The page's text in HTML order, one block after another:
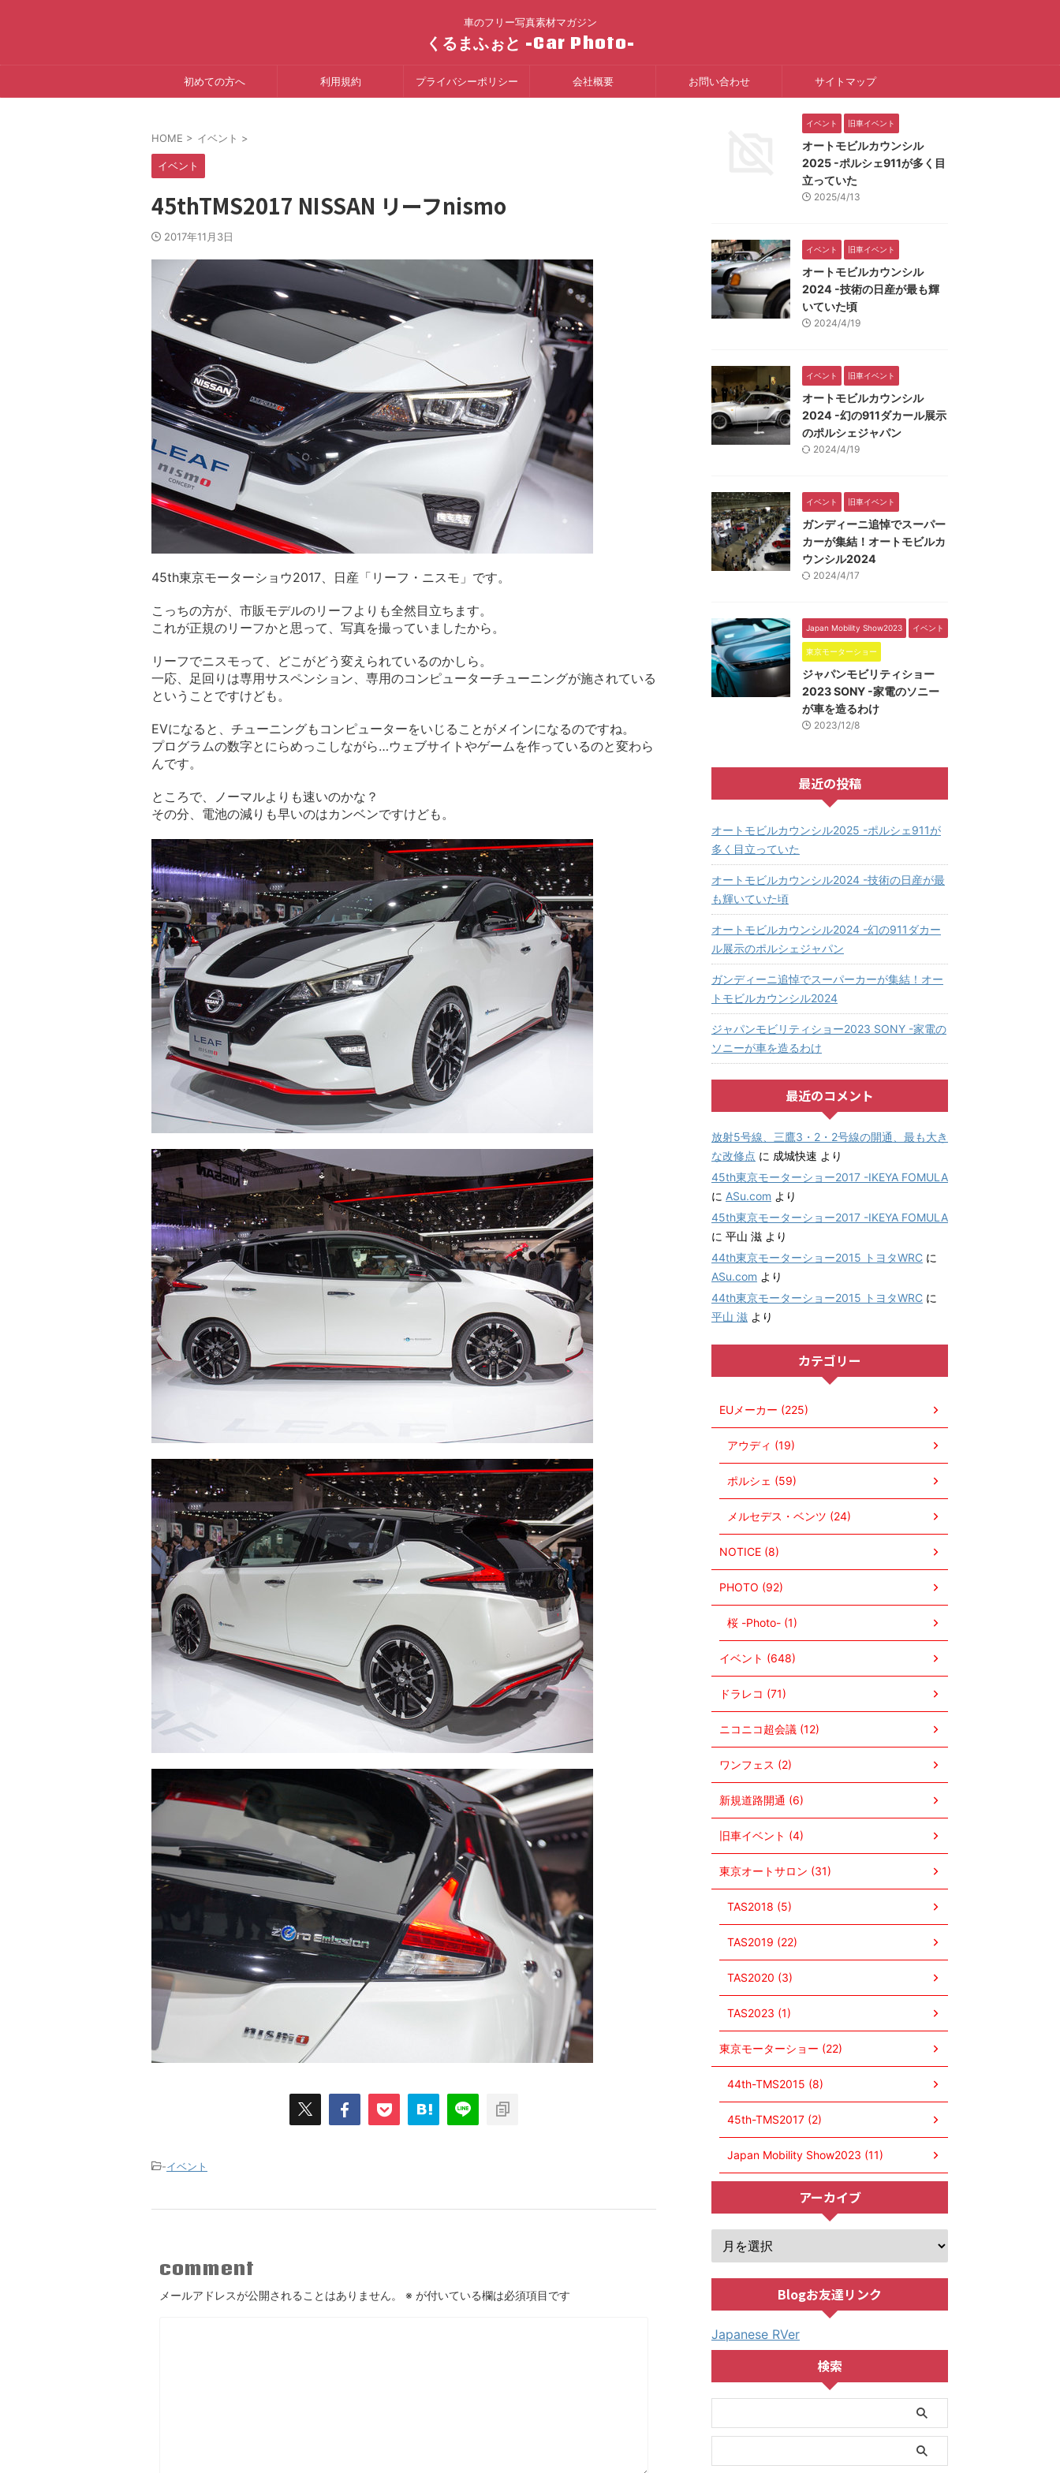
車のフリー写真素材マガジン
くるまふぉと -Car Photo-
初めての方へ 利用規約 プライバシーポリシー 会社概要 お問い合わせ サイトマップ
HOME > イベント >
イベント
45thTMS2017 NISSAN リーフnismo
2017年11月3日
45th東京モーターショウ2017、日産「リーフ・ニスモ」です。
こっちの方が、市販モデルのリーフよりも全然目立ちます。
これが正規のリーフかと思って、写真を撮っていましたから。
リーフでニスモって、どこがどう変えられているのかしら。
一応、足回りは専用サスペンション、専用のコンピューターチューニングが施されている
ということですけども。
EVになると、チューニングもコンピューターをいじることがメインになるのですね。
プログラムの数字とにらめっこしながら…ウェブサイトやゲームを作っているのと変わら
んです。
ところで、ノーマルよりも速いのかな？
その分、電池の減りも早いのはカンベンですけども。
-イベント
comment
メールアドレスが公開されることはありません。 ※ が付いている欄は必須項目です
イベント 旧車イベント
オートモビルカウンシル
2025 -ポルシェ911が多く目
立っていた
2025/4/13
イベント 旧車イベント
オートモビルカウンシル
2024 -技術の日産が最も輝
いていた頃
2024/4/19
イベント 旧車イベント
オートモビルカウンシル
2024 -幻の911ダカール展示
のポルシェジャパン
2024/4/19
イベント 旧車イベント
ガンディーニ追悼でスーパー
カーが集結！オートモビルカ
ウンシル2024
2024/4/17
Japan Mobility Show2023 イベント
東京モーターショー
ジャパンモビリティショー
2023 SONY -家電のソニー
が車を造るわけ
2023/12/8
最近の投稿
オートモビルカウンシル2025 -ポルシェ911が
多く目立っていた
オートモビルカウンシル2024 -技術の日産が最
も輝いていた頃
オートモビルカウンシル2024 -幻の911ダカー
ル展示のポルシェジャパン
ガンディーニ追悼でスーパーカーが集結！オー
トモビルカウンシル2024
ジャパンモビリティショー2023 SONY -家電の
ソニーが車を造るわけ
最近のコメント
放射5号線、三鷹3・2・2号線の開通、最も大き
な改修点 に 成城快速 より
45th東京モーターショー2017 -IKEYA FOMULA
に ASu.com より
45th東京モーターショー2017 -IKEYA FOMULA
に 平山 滋 より
44th東京モーターショー2015 トヨタWRC に
ASu.com より
44th東京モーターショー2015 トヨタWRC に
平山 滋 より
カテゴリー
EUメーカー (225)
アウディ (19)
ポルシェ (59)
メルセデス・ベンツ (24)
NOTICE (8)
PHOTO (92)
桜 -Photo- (1)
イベント (648)
ドラレコ (71)
ニコニコ超会議 (12)
ワンフェス (2)
新規道路開通 (6)
旧車イベント (4)
東京オートサロン (31)
TAS2018 (5)
TAS2019 (22)
TAS2020 (3)
TAS2023 (1)
東京モーターショー (22)
44th-TMS2015 (8)
45th-TMS2017 (2)
Japan Mobility Show2023 (11)
アーカイブ
Blogお友達リンク
Japanese RVer
検索